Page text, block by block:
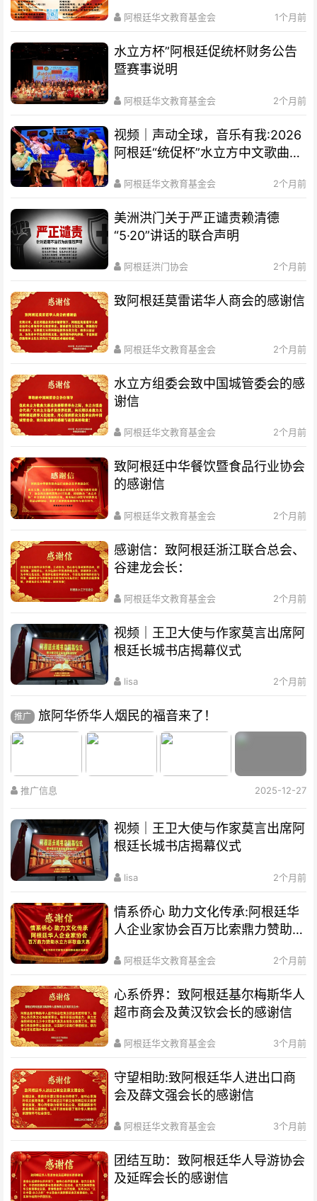
阿根廷华文教育基金会 1个月前
水立方杯”阿根廷促统杯财务公告
暨赛事说明
阿根廷华文教育基金会 2个月前
视频｜声动全球，音乐有我:2026
阿根廷“统促杯”水立方中文歌曲大
阿根廷华文教育基金会 2个月前
美洲洪门关于严正谴责赖清德
“5·20”讲话的联合声明
阿根廷洪门协会 2个月前
致阿根廷莫雷诺华人商会的感谢信
阿根廷华文教育基金会 2个月前
水立方组委会致中国城管委会的感
谢信
阿根廷华文教育基金会 2个月前
致阿根廷中华餐饮暨食品行业协会
的感谢信
阿根廷华文教育基金会 2个月前
感谢信：致阿根廷浙江联合总会、
谷建龙会长：
阿根廷华文教育基金会 2个月前
视频｜王卫大使与作家莫言出席阿
根廷长城书店揭幕仪式
lisa 2个月前
推广 旅阿华侨华人烟民的福音来了！
推广信息 2025-12-27
视频｜王卫大使与作家莫言出席阿
根廷长城书店揭幕仪式
lisa 2个月前
情系侨心 助力文化传承:阿根廷华
人企业家协会百万比索鼎力赞助水
阿根廷华文教育基金会 2个月前
心系侨界​：致阿根廷基尔梅斯华人
超市商会及黄汉钦会长的感谢信
阿根廷华文教育基金会 3个月前
守望相助:致阿根廷华人进出口商
会及薛文强会长的感谢信
阿根廷华文教育基金会 3个月前
团结互助：致阿根廷华人导游协会
及延晖会长的感谢信